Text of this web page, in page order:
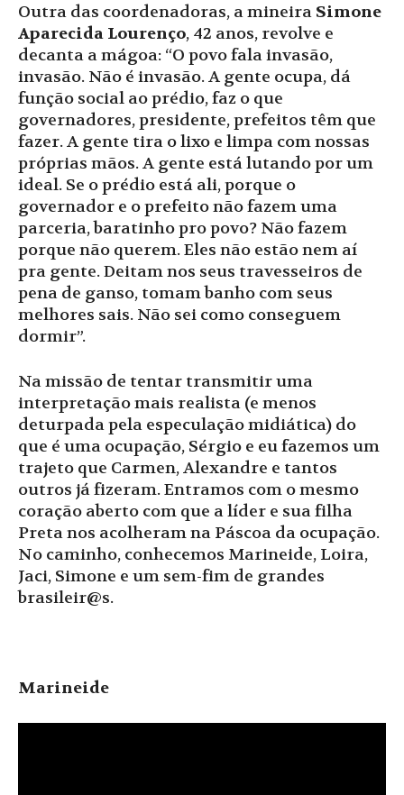
Outra das coordenadoras, a mineira Simone
Aparecida Lourenço, 42 anos, revolve e
decanta a mágoa: “O povo fala invasão,
invasão. Não é invasão. A gente ocupa, dá
função social ao prédio, faz o que
governadores, presidente, prefeitos têm que
fazer. A gente tira o lixo e limpa com nossas
próprias mãos. A gente está lutando por um
ideal. Se o prédio está ali, porque o
governador e o prefeito não fazem uma
parceria, baratinho pro povo? Não fazem
porque não querem. Eles não estão nem aí
pra gente. Deitam nos seus travesseiros de
pena de ganso, tomam banho com seus
melhores sais. Não sei como conseguem
dormir”.
Na missão de tentar transmitir uma
interpretação mais realista (e menos
deturpada pela especulação midiática) do
que é uma ocupação, Sérgio e eu fazemos um
trajeto que Carmen, Alexandre e tantos
outros já fizeram. Entramos com o mesmo
coração aberto com que a líder e sua filha
Preta nos acolheram na Páscoa da ocupação.
No caminho, conhecemos Marineide, Loira,
Jaci, Simone e um sem-fim de grandes
brasileir@s.
Marineide